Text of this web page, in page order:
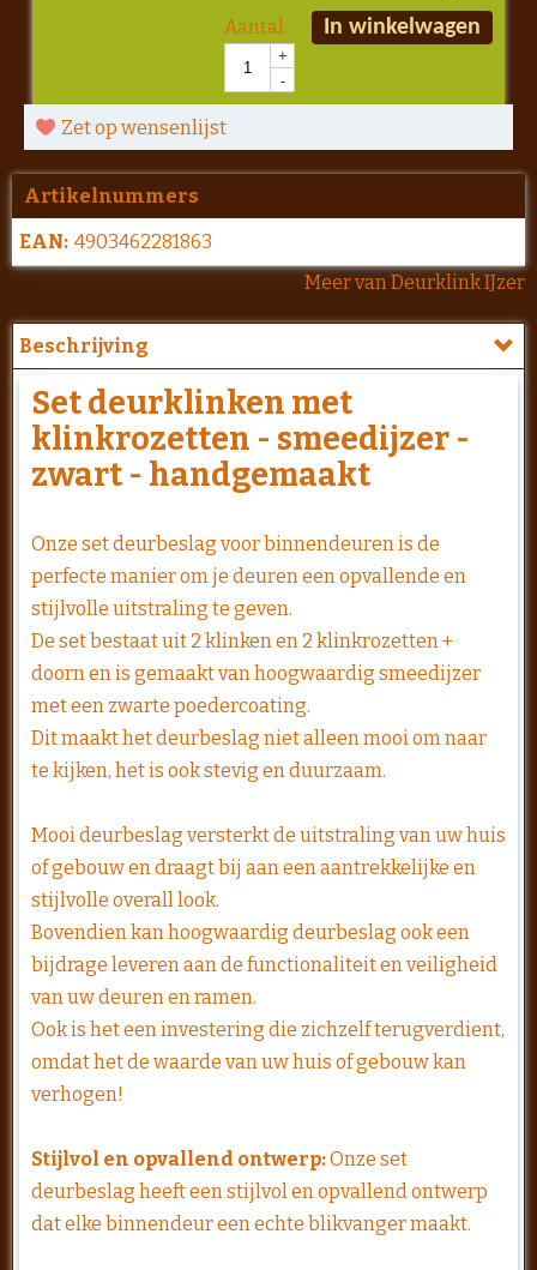
Aantal
+
-
In winkelwagen
Zet op wensenlijst
Artikelnummers
EAN: 4903462281863
Meer van Deurklink IJzer
Beschrijving
Set deurklinken met
klinkrozetten - smeedijzer -
zwart - handgemaakt
Onze set deurbeslag voor binnendeuren is de
perfecte manier om je deuren een opvallende en
stijlvolle uitstraling te geven.
De set bestaat uit 2 klinken en 2 klinkrozetten +
doorn en is gemaakt van hoogwaardig smeedijzer
met een zwarte poedercoating.
Dit maakt het deurbeslag niet alleen mooi om naar
te kijken, het is ook stevig en duurzaam.
Mooi deurbeslag versterkt de uitstraling van uw huis
of gebouw en draagt bij aan een aantrekkelijke en
stijlvolle overall look.
Bovendien kan hoogwaardig deurbeslag ook een
bijdrage leveren aan de functionaliteit en veiligheid
van uw deuren en ramen.
Ook is het een investering die zichzelf terugverdient,
omdat het de waarde van uw huis of gebouw kan
verhogen!
Stijlvol en opvallend ontwerp:Onze set
deurbeslag heeft een stijlvol en opvallend ontwerp
dat elke binnendeur een echte blikvanger maakt.